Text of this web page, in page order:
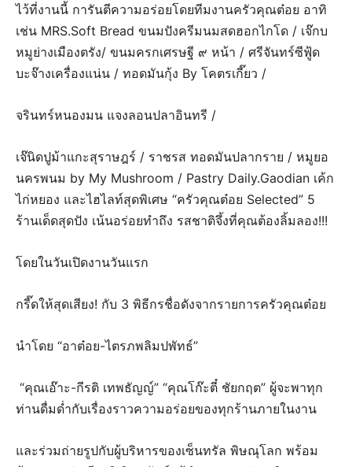
ไว้ที่งานนี้ การันตีความอร่อยโดยทีมงานครัวคุณต๋อย อาทิ
เช่น MRS.Soft Bread ขนมปังครีมนมสดฮอกไกโด / เจ๊กบ
หมูย่างเมืองตรัง/ ขนมครกเศรษฐี ๙ หน้า / ศรีจันทร์ซีฟู้ด
บะจ๊างเครื่องแน่น / ทอดมันกุ้ง By โคตรเกี๊ยว /
จรินทร์หนองมน แจงลอนปลาอินทรี /
เจ๊นิดปูม้าแกะสุราษฎร์ / ราชรส ทอดมันปลากราย / หมูยอ
นครพนม by My Mushroom / Pastry Daily.Gaodian เค้ก
ไก่หยอง และไฮไลท์สุดพิเศษ “ครัวคุณต๋อย Selected” 5
ร้านเด็ดสุดปัง เน้นอร่อยทำถึง รสชาติจึ้งที่คุณต้องลิ้มลอง!!!
โดยในวันเปิดงานวันแรก
กรี๊ดให้สุดเสียง! กับ 3 พิธีกรชื่อดังจากรายการครัวคุณต๋อย
นำโดย “อาต๋อย-ไตรภพลิมปพัทธ์”
“คุณเอ๊าะ-กีรติ เทพธัญญ์” “คุณโก๊ะตี๋ ชัยกฤต” ผู้จะพาทุก
ท่านดื่มด่ำกับเรื่องราวความอร่อยของทุกร้านภายในงาน
และร่วมถ่ายรูปกับผู้บริหารของเซ็นทรัล พิษณุโลก พร้อม